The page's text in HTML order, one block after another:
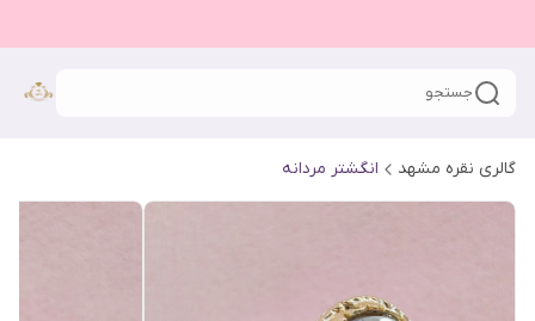
جستجو
گالری نقره مشهد انگشتر مردانه